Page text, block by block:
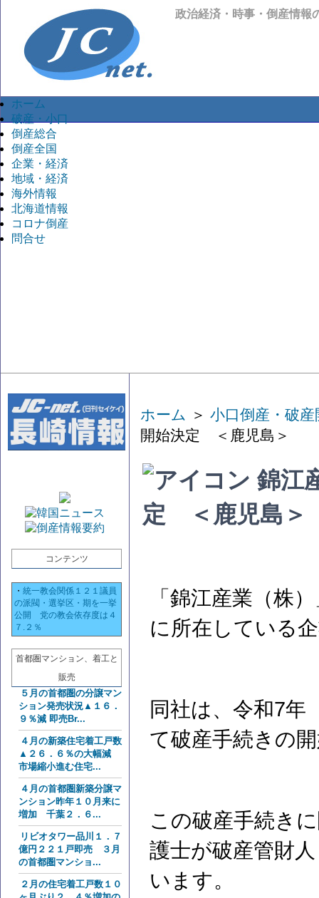
政治経済・時事・倒産情報
ホーム
破産・小口
倒産総合
倒産全国
企業・経済
地域・経済
海外情報
北海道情報
コロナ倒産
問合せ
コンテンツ
・ 統一教会関係１２１議員
の派閥・選挙区・期を一挙
公開 党の教会依存度は４
７.２％
首都圏マンション、着工と
販売
５月の首都圏の分譲マン
ション発売状況▲１６．
９％減 即売Br...
４月の新築住宅着工戸数
▲２６．６％の大幅減
市場縮小進む住宅...
４月の首都圏新築分譲マ
ンション昨年１０月来に
増加 千葉２．６...
リビオタワー品川１．７
億円２２１戸即売 ３月
の首都圏マンショ...
２月の住宅着工戸数１０
ホーム ＞ 小口倒産・破産
開始決定 ＜鹿児島＞
錦江
定 ＜鹿児島＞
「錦江産業（株
に所在している
同社は、令和7年
て破産手続きの
この破産手続き
護士が破産管財
います。